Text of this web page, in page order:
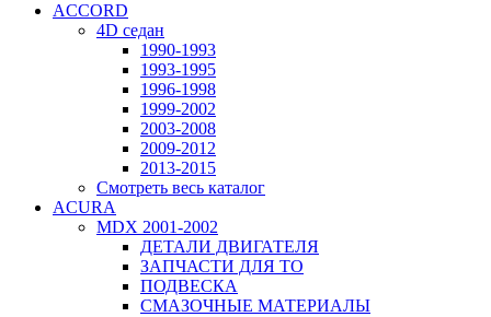
ACCORD
4D седан
1990-1993
1993-1995
1996-1998
1999-2002
2003-2008
2009-2012
2013-2015
Смотреть весь каталог
ACURA
MDX 2001-2002
ДЕТАЛИ ДВИГАТЕЛЯ
ЗАПЧАСТИ ДЛЯ ТО
ПОДВЕСКА
СМАЗОЧНЫЕ МАТЕРИАЛЫ